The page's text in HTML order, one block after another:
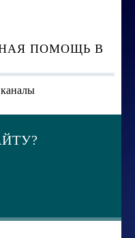
ПОМОЩЬ В